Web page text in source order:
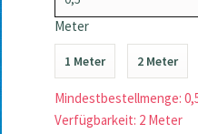
Meter
1 Meter 2 Meter
Mindestbestellmenge:
Verfügbarkeit: 2 Meter